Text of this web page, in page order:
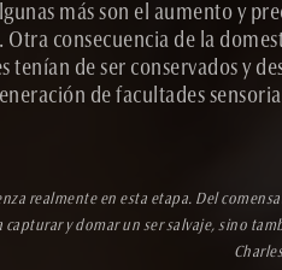
más son el aumento y
consecuencia de la
tenían de ser conservados y
de facultades
realmente en esta etapa. Del
y domar un ser salvaje, sino